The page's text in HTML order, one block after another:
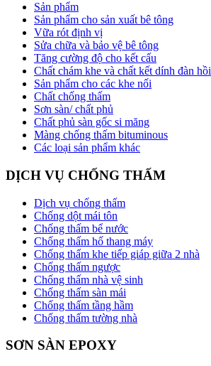
Sản phẩm
Sản phẩm cho sản xuất bê tông
Vữa rót định vị
Sửa chữa và bảo vệ bê tông
Tăng cường độ cho kết cấu
Chất chám khe và chất kết dính đàn hồi
Sản phẩm cho các khe nối
Chất chống thấm
Sơn sàn/ chất phủ
Chất phủ sàn gốc si măng
Màng chống thấm bituminous
Các loại sản phẩm khác
DỊCH VỤ CHỐNG THẤM
Dịch vụ chống thấm
Chống dột mái tôn
Chống thấm bể nước
Chống thấm hố thang máy
Chống thấm khe tiếp giáp giữa 2 nhà
Chống thấm ngược
Chống thấm nhà vệ sinh
Chống thấm sàn mái
Chống thấm tầng hầm
Chống thấm tường nhà
SƠN SÀN EPOXY